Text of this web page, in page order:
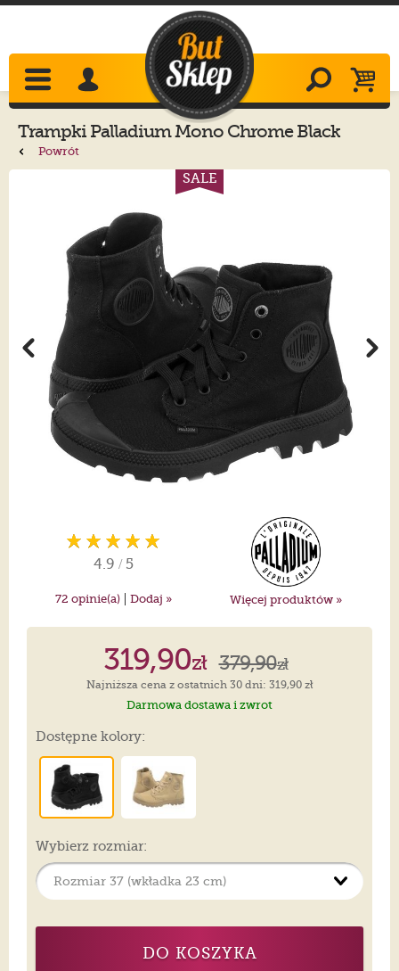
Trampki PalladiumMono Chrome Black
73089-001-M
Powrót
SALE
4.9 / 5
72 opinie(a)| Dodaj » Więcej produktów »
319,90zł 379,90zł
Najniższa cena z ostatnich 30 dni: 319,90 zł
Darmowa dostawa i zwrot
Dostępne kolory:
Wybierz rozmiar:
DO KOSZYKA